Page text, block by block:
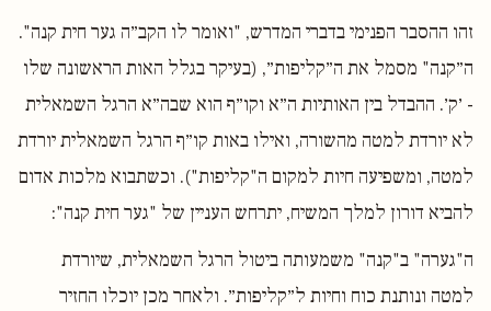
זהו ההסבר הפנימי בדברי המדרש, "ואומר לו הקב״ה גער חית קנה".
ה״קנה" מסמל את ה״קליפות״, (בעיקר בגלל האות הראשונה שלו
- ׳ק׳. ההבדל בין האותיות ה״א וקו״ף הוא שבה״א הרגל השמאלית
לא יורדת למטה מהשורה, ואילו באות קו״ף הרגל השמאלית יורדת
למטה, ומשפיעה חיות למקום ה"קליפות"). וכשתבוא מלכות אדום
להביא דורון למלך המשיח, יתרחש העניין של "גער חית קנה":
ה"גערה" ב"קנה" משמעותה ביטול הרגל השמאלית, שיורדת
למטה ונותנת כוח וחיות ל״קליפות״. ולאחר מכן יוכלו החזיר